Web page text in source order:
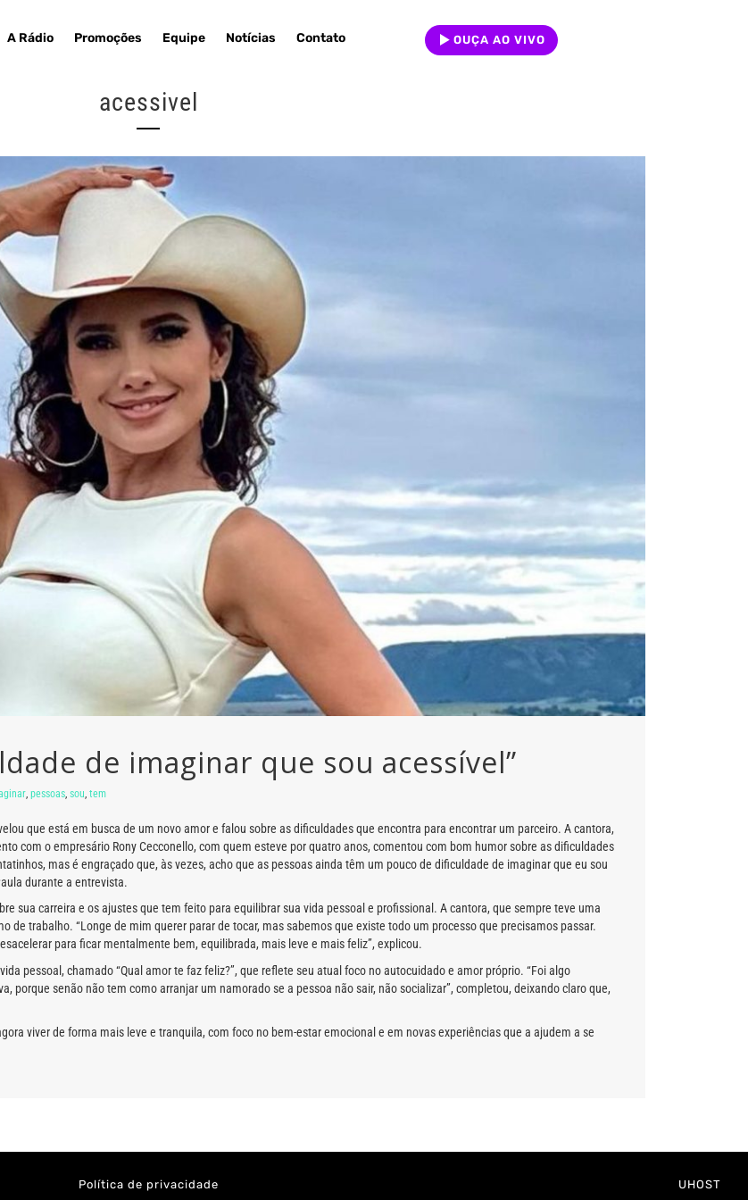
A Rádio Promoções Equipe Notícias Contato OUÇA AO VIVO
acessivel
de imaginar que sou acessível”
pessoas sou tem
que está em busca de um novo amor e falou sobre as dificuldades que encontra para encontrar um parceiro. A cantora,
com o empresário Rony Cecconello, com quem esteve por quatro anos, comentou com bom humor sobre as dificuldades
mas é engraçado que, às vezes, acho que as pessoas ainda têm um pouco de dificuldade de imaginar que eu sou
durante a entrevista.
sua carreira e os ajustes que tem feito para equilibrar sua vida pessoal e profissional. A cantora, que sempre teve uma
de trabalho. “Longe de mim querer parar de tocar, mas sabemos que existe todo um processo que precisamos passar.
para ficar mentalmente bem, equilibrada, mais leve e mais feliz”, explicou.
pessoal, chamado “Qual amor te faz feliz?”, que reflete seu atual foco no autocuidado e amor próprio. “Foi algo
porque senão não tem como arranjar um namorado se a pessoa não sair, não socializar”, completou, deixando claro que,
viver de forma mais leve e tranquila, com foco no bem-estar emocional e em novas experiências que a ajudem a se
Política de privacidade UHOST